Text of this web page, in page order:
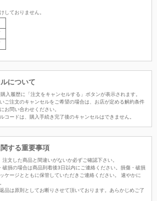
しておりません。
について
入履歴に「注文をキャンセルする」ボタンが表示されます。
ご注文のキャンセルをご希望の場合は、お店が定める解約条件
お問い合わせください。
コードは、購入手続き完了後のキャンセルはできません。
する重要事項
文した商品と間違いがないか必ずご確認下さい。
破損の場合は商品到着後3日以内にご連絡ください。損傷・破損
ケージとともに保管していただきご連絡ください。 速やかに
品は原則としてお断りさせて頂いております。あらかじめご了